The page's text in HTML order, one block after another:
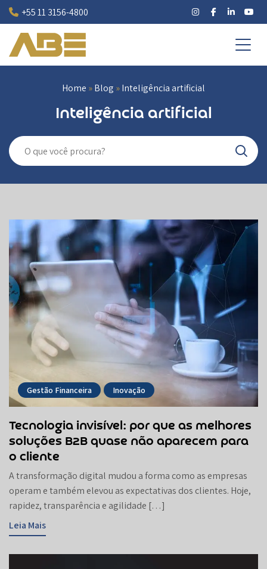
Pular
para
conteúdo
+55 11 3156-4800
Home »Blog »Inteligência artificial
Inteligência artificial
Gestão Financeira Inovação
Tecnologia invisível: por que as melhores
soluções B2B quase não aparecem para
o cliente
A transformação digital mudou a forma como as empresas
operam e também elevou as expectativas dos clientes. Hoje,
rapidez, transparência e agilidade […]
Leia Mais